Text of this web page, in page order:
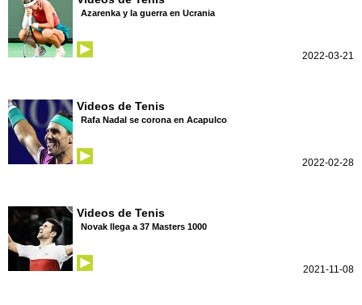
Azarenka y la guerra en Ucrania
2022-03-21
Videos de Tenis
Rafa Nadal se corona en Acapulco
2022-02-28
Videos de Tenis
Novak llega a 37 Masters 1000
2021-11-08